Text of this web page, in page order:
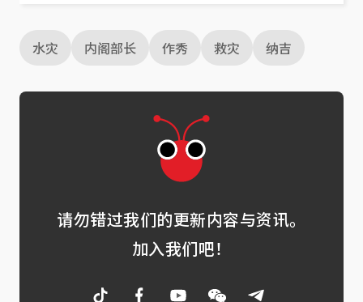
水灾 内阁部长 作秀 救灾 纳吉
请勿错过我们的更新内容与资讯。
加入我们吧！